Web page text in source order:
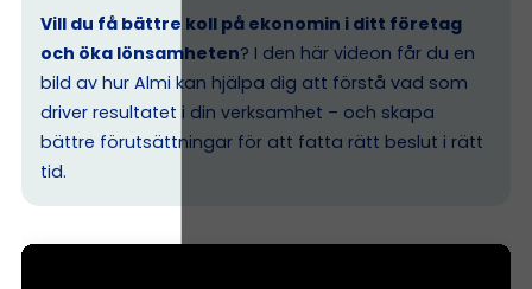
Vill du få bättre koll på ekonomin i ditt företag
och öka lönsamheten? I den här videon får du en
bild av hur Almi kan hjälpa dig att förstå vad som
driver resultatet i din verksamhet – och skapa
bättre förutsättningar för att fatta rätt beslut i rätt
tid.